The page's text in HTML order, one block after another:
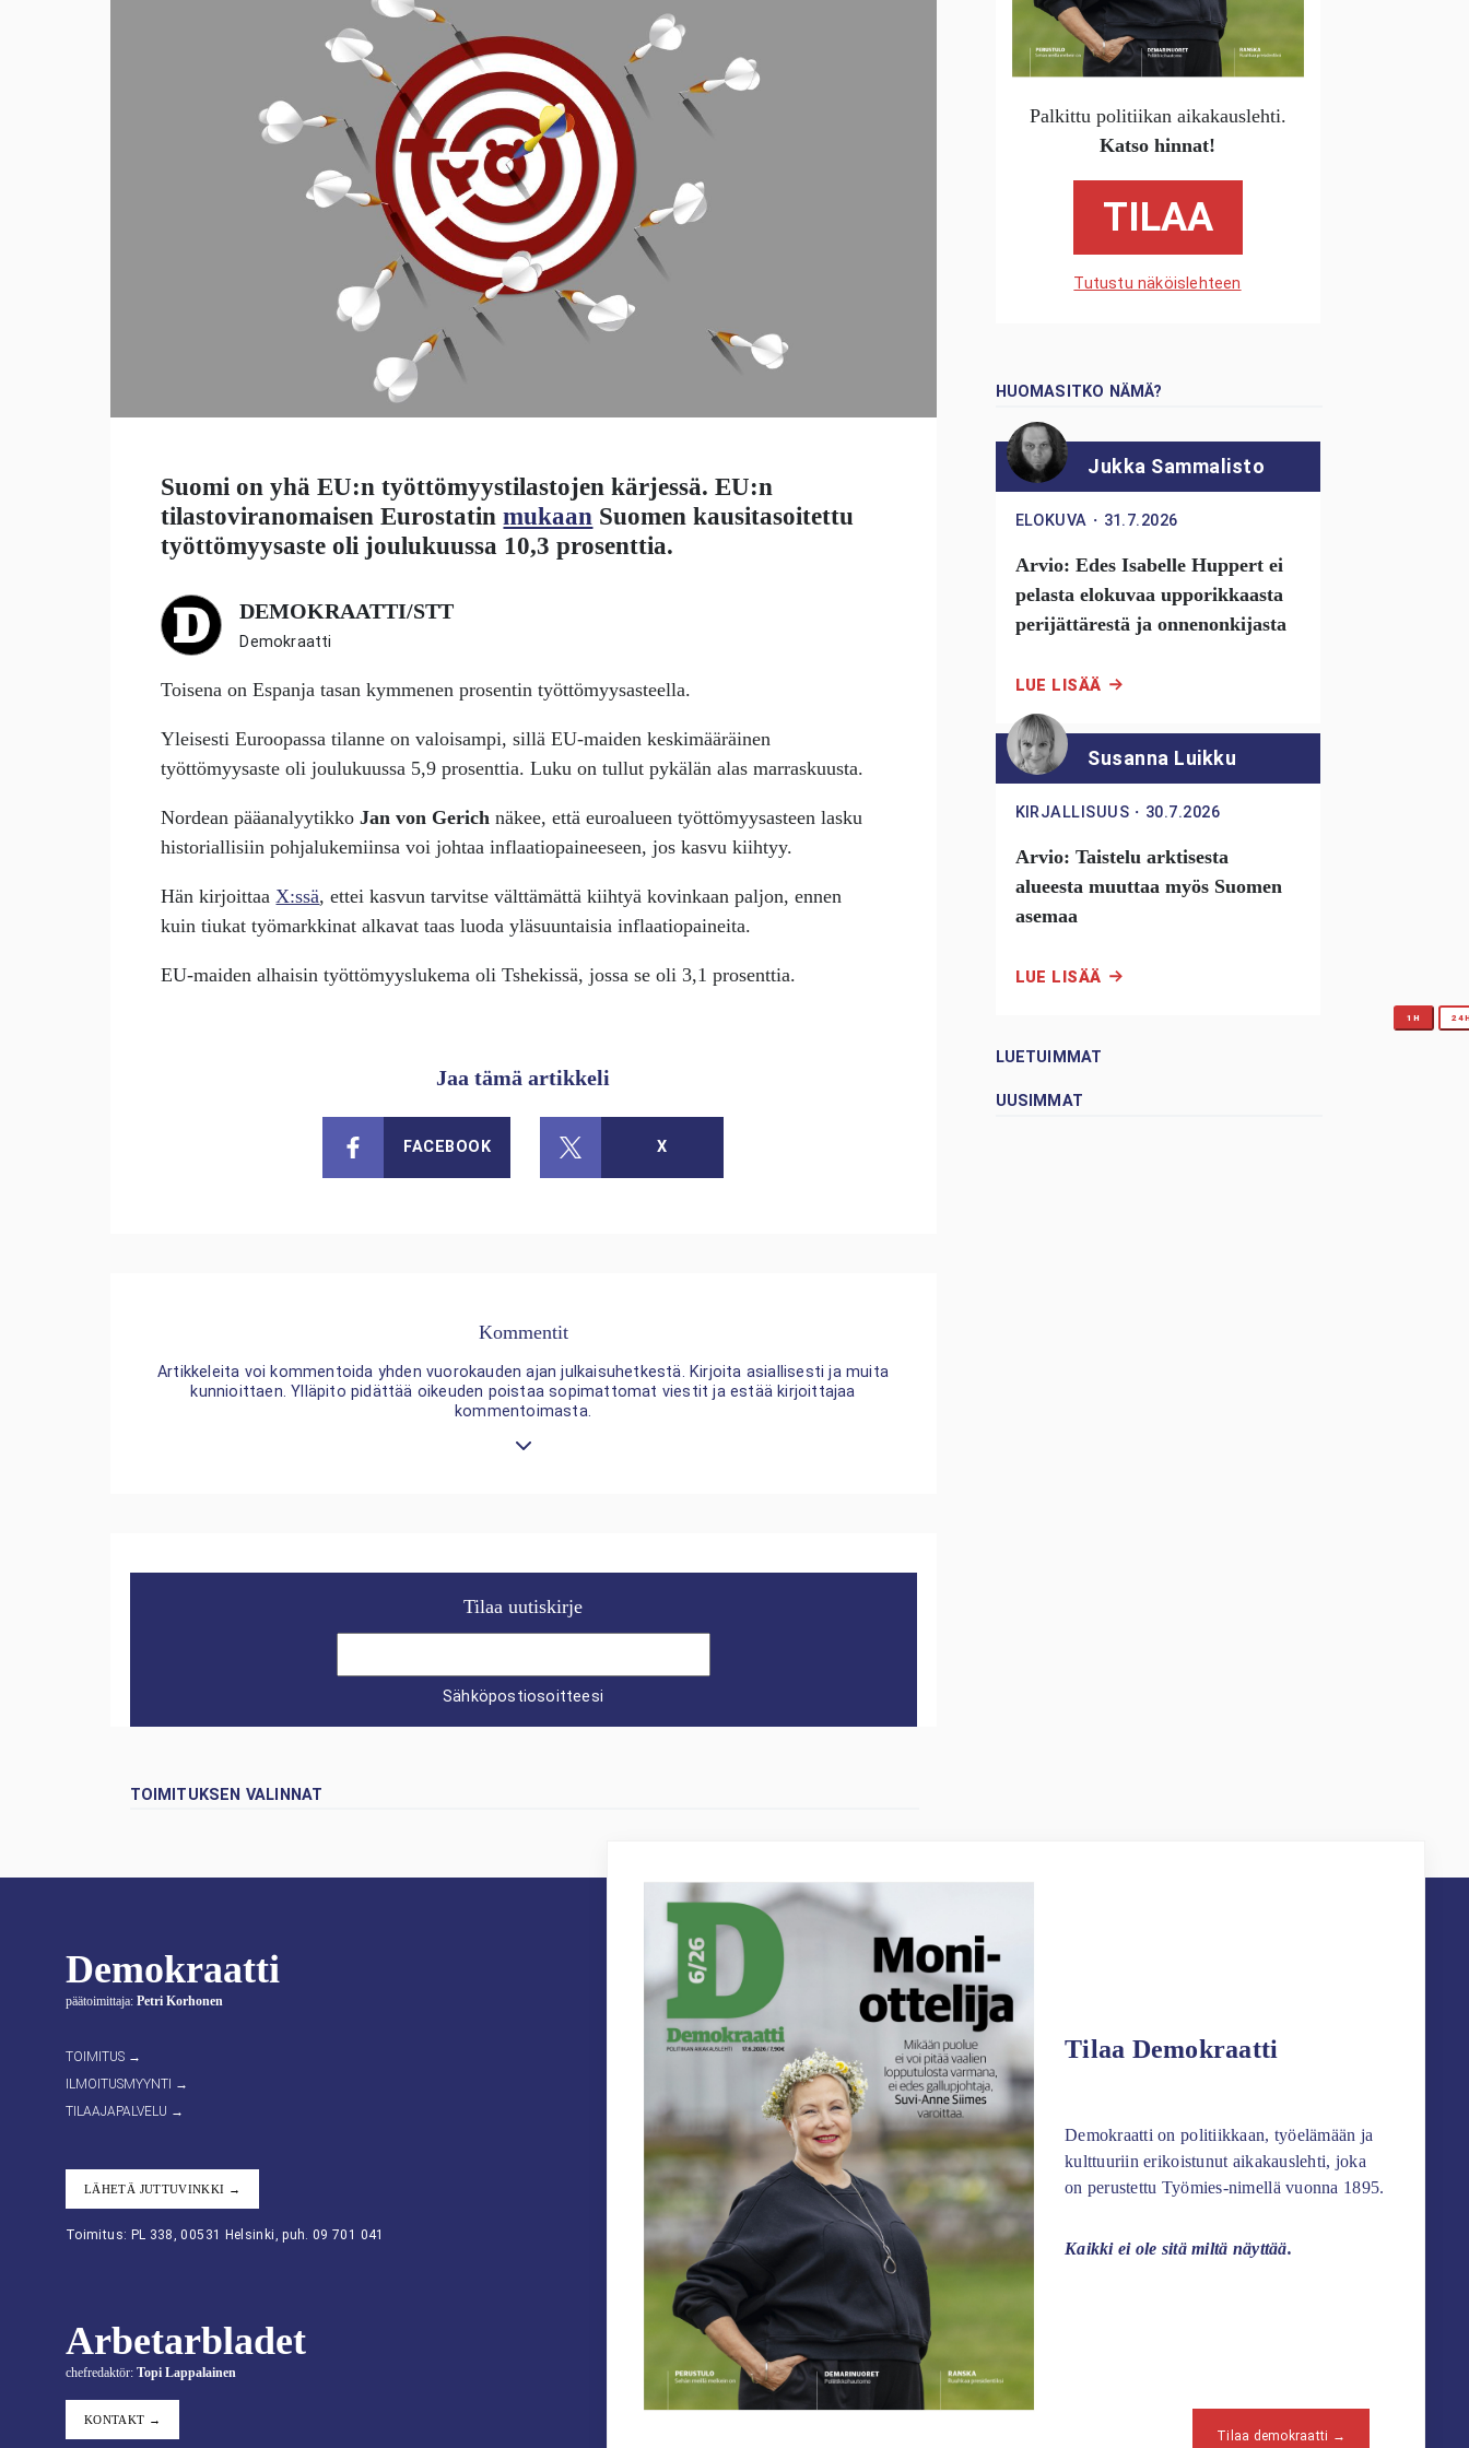
Suomi on yhä EU:n työttömyystilastojen kärjessä. EU:n
tilastoviranomaisen Eurostatinmukaan Suomen kausitasoitettu
työttömyysaste oli joulukuussa 10,3 prosenttia.
DEMOKRAATTI/STT
Demokraatti
Toisena on Espanja tasan kymmenen prosentin työttömyysasteella.
Yleisesti Euroopassa tilanne on valoisampi, sillä EU-maiden keskimääräinen
työttömyysaste oli joulukuussa 5,9 prosenttia. Luku on tullut pykälän alas marraskuusta.
Nordean pääanalyytikkoJan von Gerich näkee, että euroalueen työttömyysasteen lasku
historiallisiin pohjalukemiinsa voi johtaa inflaatiopaineeseen, jos kasvu kiihtyy.
Hän kirjoittaa X:ssä, ettei kasvun tarvitse välttämättä kiihtyä kovinkaan paljon, ennen
kuin tiukat työmarkkinat alkavat taas luoda yläsuuntaisia inflaatiopaineita.
EU-maiden alhaisin työttömyyslukema oli Tshekissä, jossa se oli 3,1 prosenttia.
Jaa tämä artikkeli
FACEBOOK X
Kommentit
Artikkeleita voi kommentoida yhden vuorokauden ajan julkaisuhetkestä. Kirjoita asiallisesti ja muita
kunnioittaen. Ylläpito pidättää oikeuden poistaa sopimattomat viestit ja estää kirjoittajaa
kommentoimasta.
Tilaa uutiskirje
Sähköpostiosoitteesi
TOIMITUKSEN VALINNAT
Palkittu politiikan aikakauslehti.
Katso hinnat!
TILAA
Tutustu näköislehteen
HUOMASITKO NÄMÄ?
Jukka Sammalisto
ELOKUVA ・ 31.7.2026
Arvio: Edes Isabelle Huppert ei
pelasta elokuvaa upporikkaasta
perijättärestä ja onnenonkijasta
LUE LISÄÄ
Susanna Luikku
KIRJALLISUUS ・ 30.7.2026
Arvio: Taistelu arktisesta
alueesta muuttaa myös Suomen
asemaa
LUE LISÄÄ
LUETUIMMAT
1H
UUSIMMAT
Demokraatti
päätoimittaja: Petri Korhonen
TOIMITUS →
ILMOITUSMYYNTI →
TILAAJAPALVELU →
LÄHETÄ JUTTUVINKKI →
Toimitus: PL 338, 00531 Helsinki, puh. 09 701 041
Arbetarbladet
chefredaktör: Topi Lappalainen
KONTAKT →
Tilaa Demokraatti
Demokraatti on politiikkaan, työelämään ja
kulttuuriin erikoistunut aikakauslehti, joka
on perustettu Työmies-nimellä vuonna 1895.
Kaikki ei ole sitä miltä näyttää.
Tilaa demokraatti →